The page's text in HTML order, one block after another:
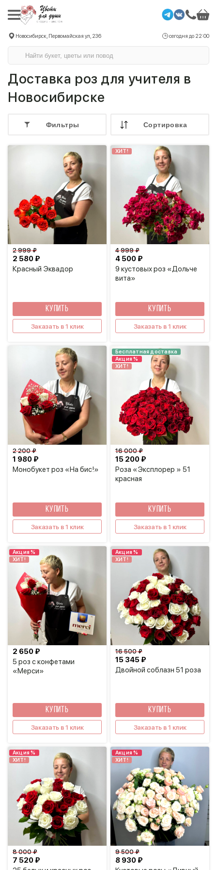
Новосибирск, Первомайская ул, 236 сегодня до 22:00
Доставка роз для учителя в
Новосибирске
Фильтры Cортировка
Красный Эквадор
2 580 ₽
2 999 ₽
КУПИТЬ
Заказать в 1 клик
ХИТ!
9 кустовых роз «Дольче
вита»
4 500 ₽
4 999 ₽
КУПИТЬ
Заказать в 1 клик
Монобукет роз «На бис!»
1 980 ₽
2 200 ₽
КУПИТЬ
Заказать в 1 клик
Бесплатная доставка
Акция %
ХИТ!
Роза «Эксплорер » 51
красная
15 200 ₽
16 000 ₽
КУПИТЬ
Заказать в 1 клик
Акция %
ХИТ!
5 роз с конфетами
«Мерси»
2 650 ₽
КУПИТЬ
Заказать в 1 клик
Акция %
ХИТ!
Двойной соблазн 51 роза
15 345 ₽
16 500 ₽
КУПИТЬ
Заказать в 1 клик
Акция %
ХИТ!
7 520 ₽
8 000 ₽
Акция %
ХИТ!
8 930 ₽
9 500 ₽